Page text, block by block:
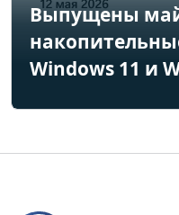
Выпущены
Windows 11 и